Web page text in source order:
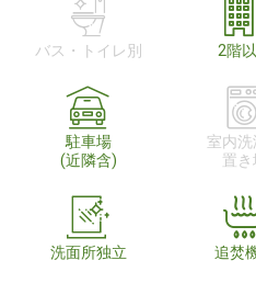
バス・トイレ別 2階
駐車場
(近隣含)
室内洗
置き
洗面所独立 追焚